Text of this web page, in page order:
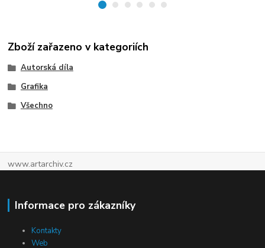
Zboží zařazeno v kategoriích
Autorská díla
Grafika
Všechno
www.artarchiv.cz
Informace pro zákazníky
Kontakty
Web